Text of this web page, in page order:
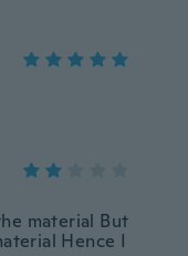
material But
Hence I